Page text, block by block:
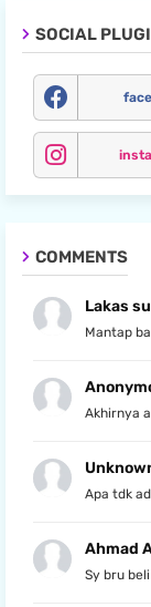
SOCIAL
COMMENTS
Lakas
Mantap
Akhirnya
Apa tdk
Ahmad
Sy bru